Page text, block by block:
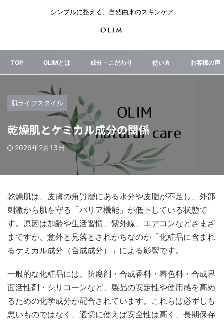
シンプルに整える、自然由来のスキンケア
TOP OLIMとは 成分・こだわり 使い方 お客様の声
肌ライフスタイル
乾燥肌とケミカル成分の関係
2026年2月13日
乾燥肌は、皮膚の角質層にある水分や皮脂が不足し、外部
刺激から肌を守る「バリア機能」が低下している状態で
す。原因は加齢や生活習慣、紫外線、エアコンなどさまざ
まですが、意外と見落とされがちなのが「化粧品に含まれ
るケミカル成分（合成成分）」による影響です。
一般的な化粧品には、防腐剤・合成香料・着色料・合成界
面活性剤・シリコーンなど、製品の安定性や使用感を高め
るための化学成分が配合されています。これらは必ずしも
悪いものではなく、適切に使えば安全性は高く、長期保存